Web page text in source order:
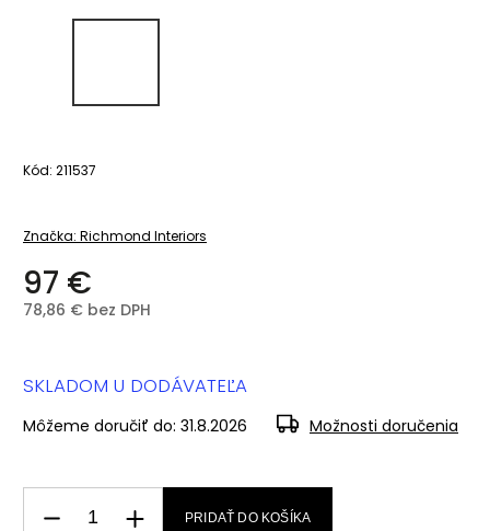
Kód: 211537
Značka: Richmond Interiors
97 €
78,86 € bez DPH
SKLADOM U DODÁVATEĽA
Môžeme doručiť do: 31.8.2026 Možnosti doručenia
PRIDAŤ DO KOŠÍKA